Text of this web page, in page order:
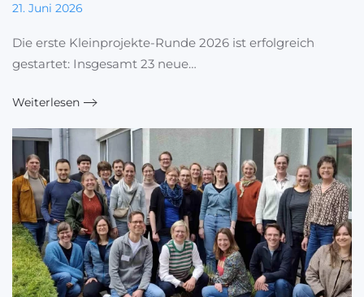
21. Juni 2026
Die erste Kleinprojekte-Runde 2026 ist erfolgreich
gestartet: Insgesamt 23 neue…
Weiterlesen